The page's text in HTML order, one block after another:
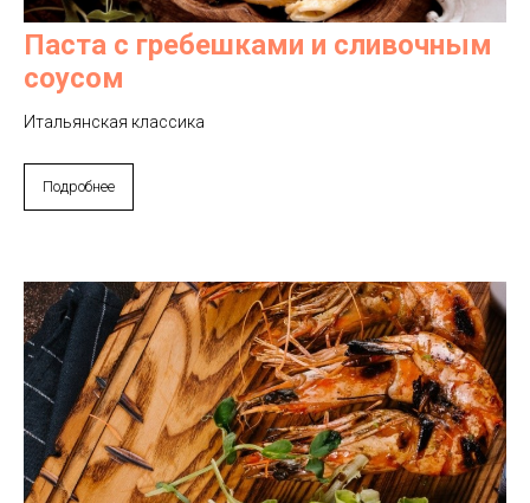
Паста с гребешками и сливочным
соусом
Итальянская классика
Подробнее